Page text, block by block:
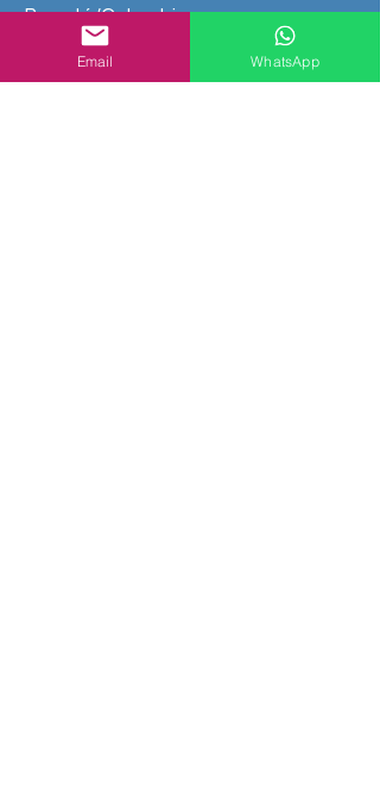
Bogotá/Colombia
Cita Previa
Email WhatsApp